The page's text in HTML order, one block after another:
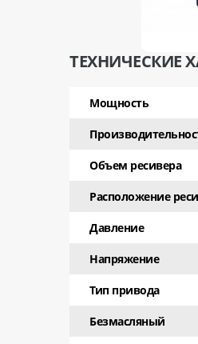
ТЕХНИЧЕСКИЕ
Мощность
Объем ресивера
Расположение
Давление
Напряжение
Тип привода
Безмасляный